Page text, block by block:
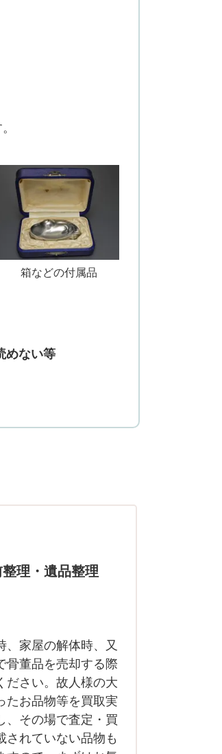
箱などの付属品
めない等
理・遺品整理
、家屋の解体時、又
骨董品を売却する際
ださい。故人様の大
たお品物等を買取実
、その場で査定・買
されていない品物も